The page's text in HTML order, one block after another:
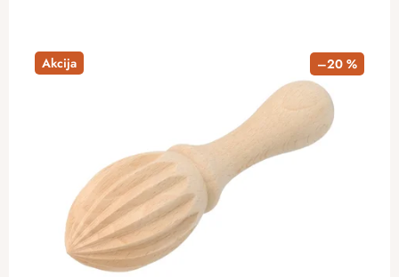
Akcija –20 %